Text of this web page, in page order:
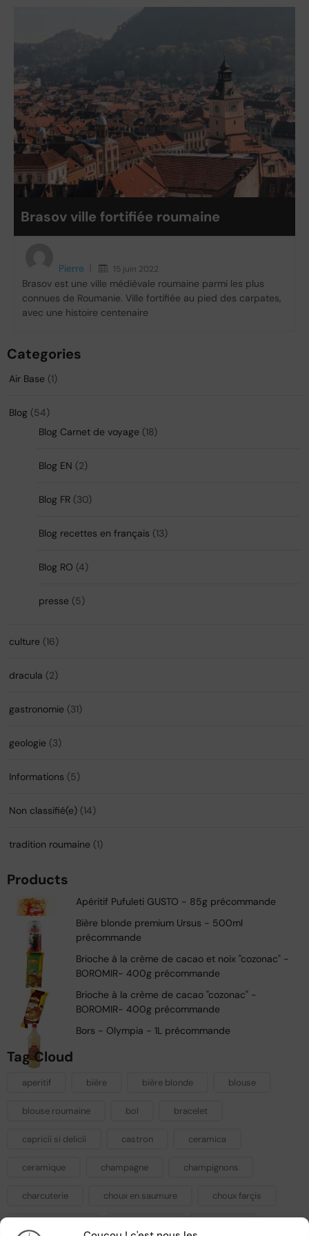
Brasov ville fortifiée roumaine
Pierre 15 juin 2022
Brasov est une ville médiévale roumaine parmi les plus
connues de Roumanie. Ville fortifiée au pied des carpates,
avec une histoire centenaire
Categories
Air Base (1)
Blog (54)
Blog Carnet de voyage (18)
Blog EN (2)
Blog FR (30)
Blog recettes en français (13)
Blog RO (4)
presse (5)
culture (16)
dracula (2)
gastronomie (31)
geologie (3)
Informations (5)
Non classifié(e) (14)
tradition roumaine (1)
Products
Apéritif Pufuleti GUSTO - 85g précommande
Bière blonde premium Ursus - 500ml
précommande
Brioche à la crème de cacao et noix "cozonac" -
BOROMIR- 400g précommande
Brioche à la crème de cacao "cozonac" -
BOROMIR- 400g précommande
Bors - Olympia - 1L précommande
Tag Cloud
aperitif bière bière blonde blouse
blouse roumaine bol bracelet
capricii si delicii castron ceramica
ceramique champagne champignons
charcuterie choux en saumure choux farçis